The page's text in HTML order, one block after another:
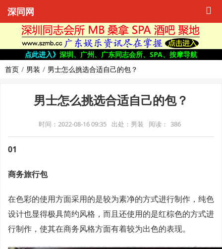
深同网
点此进入》 深圳、广州、广东同志会所、SPA、按摩导航
首页
男装 男士怎么挑选合适自己的包？
男士怎么挑选合适自己的包？
时间：2022-08-16 09:35 出处：男装 阅读： 386
01
商务旅行包
在色彩的使用方面采用的是较为素净的方式进行制作，纯色
设计也显得极具简约风格，而且还使用的是红棕色的方式进
行制作，使其在商务风格方面有着较为出色的表现。